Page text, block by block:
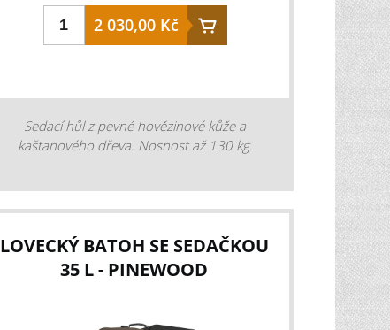
2 030,00 Kč
Sedací hůl z pevné hovězinové kůže a
kaštanového dřeva. Nosnost až 130 kg.
LOVECKÝ BATOH SE SEDAČKOU
35 L - PINEWOOD